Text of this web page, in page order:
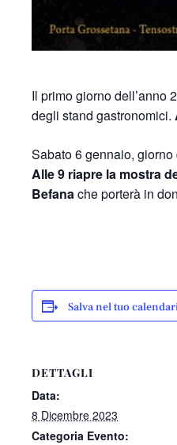
Il primo giorno dell’anno
degli stand gastronomici.
Sabato 6 gennaio,
Alle 9 riapre la mostra
Befanache porterà in
Salva nel tuo
DETTAGLI
Data:
8 Dicembre 2023
Categoria Evento: